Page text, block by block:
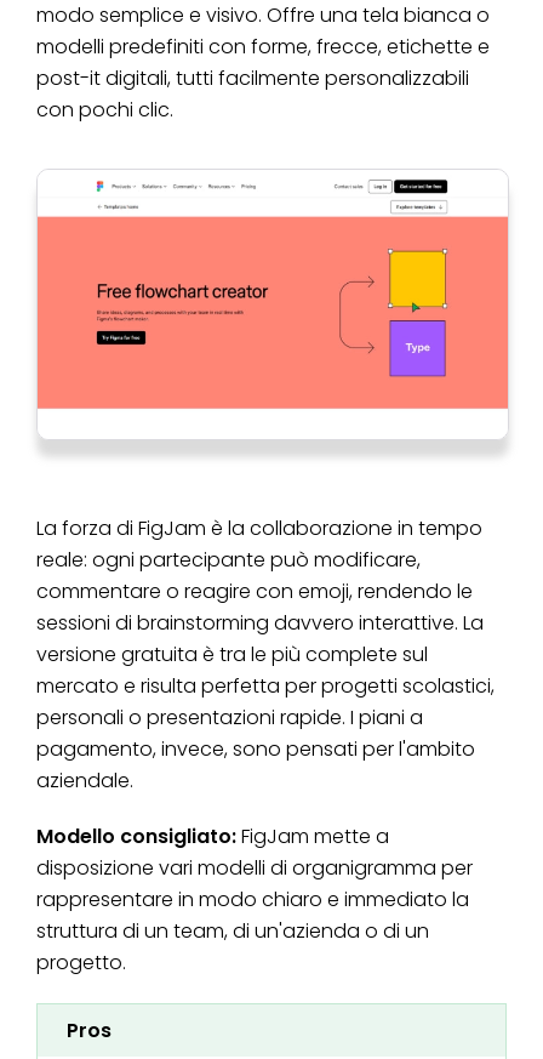
modo semplice e visivo. Offre una tela bianca o
modelli predefiniti con forme, frecce, etichette e
post-it digitali, tutti facilmente personalizzabili
con pochi clic.
La forza di FigJam è la collaborazione in tempo
reale: ogni partecipante può modificare,
commentare o reagire con emoji, rendendo le
sessioni di brainstorming davvero interattive. La
versione gratuita è tra le più complete sul
mercato e risulta perfetta per progetti scolastici,
personali o presentazioni rapide. I piani a
pagamento, invece, sono pensati per l'ambito
aziendale.
Modello consigliato:FigJam mette a
disposizione vari modelli di organigramma per
rappresentare in modo chiaro e immediato la
struttura di un team, di un'azienda o di un
progetto.
Pros